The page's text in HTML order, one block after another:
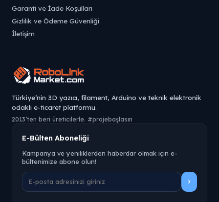
Garanti ve İade Koşulları
Gizlilik ve Ödeme Güvenliği
İletişim
Türkiye’nin 3D yazıcı, filament, Arduino ve teknik elektronik
odaklı e-ticaret platformu.
2013’ten beri üreticilerle. #projebaşlasın
E-Bülten Aboneliği
Kampanya ve yeniliklerden haberdar olmak için e-
bültenimize abone olun!